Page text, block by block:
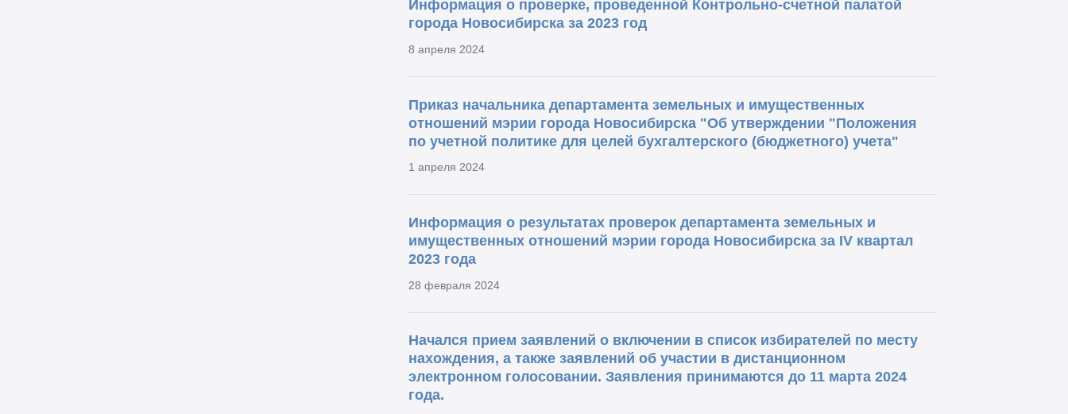
Информация о проверке, проведенной Контрольно-счетной палатой
города Новосибирска за 2023 год
8 апреля 2024
Приказ начальника департамента земельных и имущественных
отношений мэрии города Новосибирска "Об утверждении "Положения
по учетной политике для целей бухгалтерского (бюджетного) учета"
1 апреля 2024
Информация о результатах проверок департамента земельных и
имущественных отношений мэрии города Новосибирска за IV квартал
2023 года
28 февраля 2024
Начался прием заявлений о включении в список избирателей по месту
нахождения, а также заявлений об участии в дистанционном
электронном голосовании. Заявления принимаются до 11 марта 2024
года.